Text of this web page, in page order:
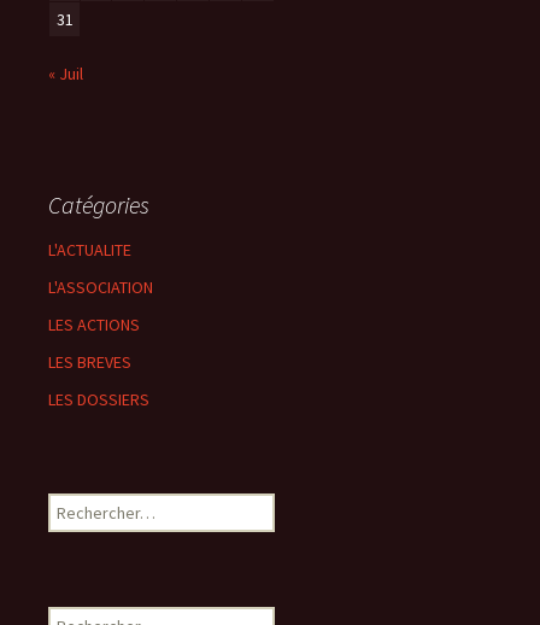
31
« Juil
Catégories
L'ACTUALITE
L'ASSOCIATION
LES ACTIONS
LES BREVES
LES DOSSIERS
Rechercher :
Rechercher :